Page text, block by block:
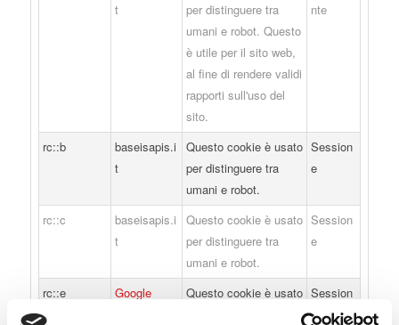
t
per distinguere tra
umani e robot. Questo
è utile per il sito web,
al fine di rendere validi
rapporti sull'uso del
sito.
nte
rc::b
baseisapis.i
t
Questo cookie è usato
per distinguere tra
umani e robot.
Session
e
rc::c
baseisapis.i
t
Questo cookie è usato
per distinguere tra
umani e robot.
Session
e
rc::e Google
Questo cookie è usato Session
e